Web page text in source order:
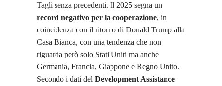
Tagli senza precedenti. Il 2025 segna un
record negativo per la cooperazione, in
coincidenza con il ritorno di Donald Trump alla
Casa Bianca, con una tendenza che non
riguarda però solo Stati Uniti ma anche
Germania, Francia, Giappone e Regno Unito.
Secondo i dati del Development Assistance